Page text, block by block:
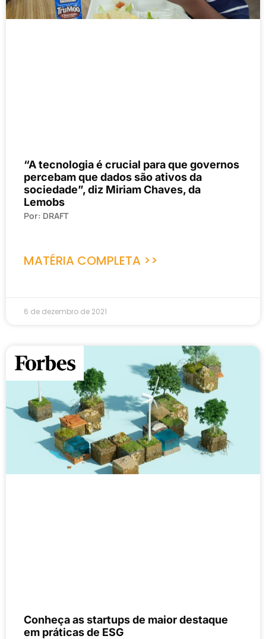
“A tecnologia é crucial para que governos
percebam que dados são ativos da
sociedade”, diz Miriam Chaves, da
Lemobs
Por: DRAFT
MATÉRIA COMPLETA >>
6 de dezembro de 2021
Conheça as startups de maior destaque
em práticas de ESG